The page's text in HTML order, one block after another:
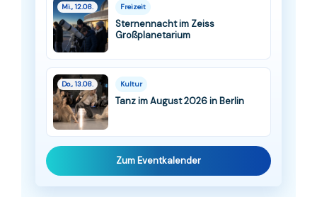
Mi., 12.08. Freizeit
Sternennacht im Zeiss
Großplanetarium
Do., 13.08. Kultur
Tanz im August 2026 in Berlin
Zum Eventkalender